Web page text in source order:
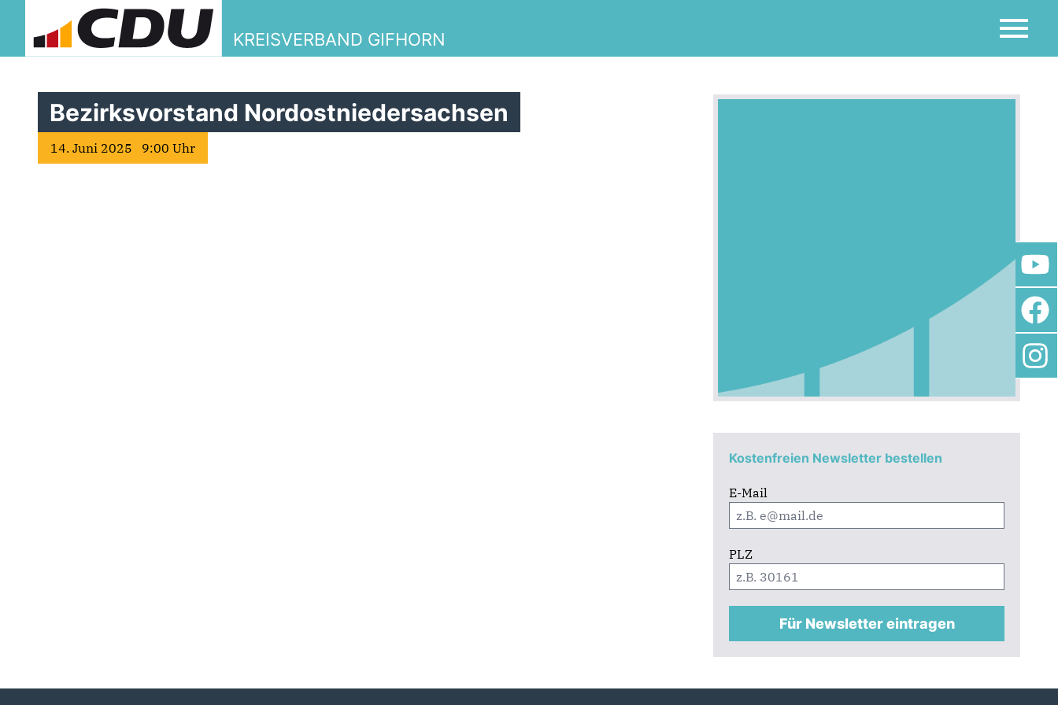
KREISVERBAND GIFHORN
Kostenfreien Newsletter bestellen
E-Mail
PLZ
Für Newsletter eintragen
Bezirksvorstand Nordostniedersachsen
14. Juni 2025 9:00 Uhr